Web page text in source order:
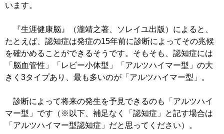
います。
『生涯健康脳』（瀧靖之著、ソレイユ出版）によると、
たとえば、認知症は発症の15年前に診断によってその兆候
を確かめることができるそうです。そもそも、認知症には
「脳血管性」「レビー小体型」「アルツハイマー型」の大
きく3タイプあり、最も多いのが「アルツハイマー型」。
診断によって将来の発生を予見できるのも「アルツハイ
マー型」です（※以下、補足なく「認知症」と記す場合は
「アルツハイマー型認知症」だと思ってください）。